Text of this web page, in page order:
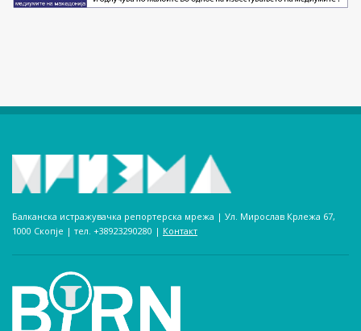
Балканска истражувачка репортерска мрежа | Ул. Мирослав Крлежа 67,
1000 Скопје | тел. +38923290280­ | Контакт